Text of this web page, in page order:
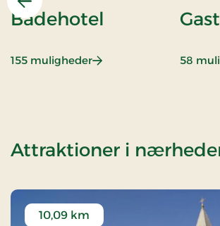
Forrige
Badehotel
155 muligheder: Badehotel 58
Attraktioner i
10,09 km